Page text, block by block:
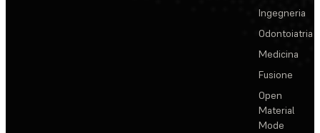
Ingegneria
Odontoiatria
Medicina
Fusione
Open
Material
Mode